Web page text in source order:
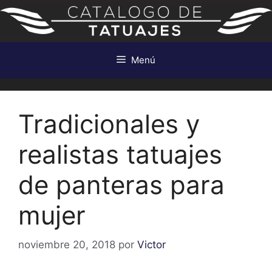
Saltar
contenido
Menú
Tradicionales y
realistas tatuajes
de panteras para
mujer
noviembre 20, 2018 por Victor